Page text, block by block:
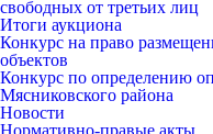
свободных от третьих лиц
Итоги аукциона
Конкурс на право
объектов
Конкурс по определению
Мясниковского района
Новости
Нормативно-правые акты